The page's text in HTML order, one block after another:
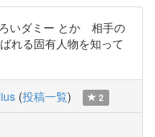
いダミー とか 相手の
れる固有人物を知って
(投稿一覧) 2